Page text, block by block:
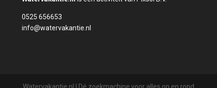
0525 656653
info@watervakantie.nl
Watervakantie.nl | Dé zoekmachine voor alles op en rond